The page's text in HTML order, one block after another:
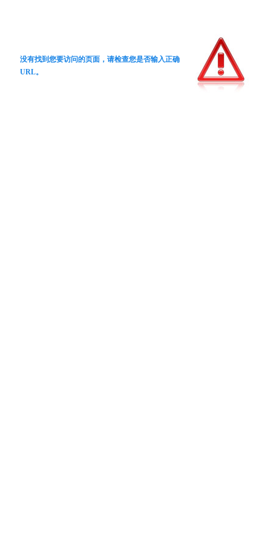
没有找到您要访问的页面，请检查您是否输入正确
URL。